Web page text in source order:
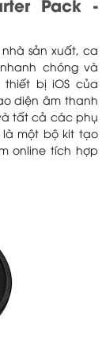
Pack -
sản xuất, ca
chóng và
bị iOS của
diện âm thanh
tất cả các phụ
là một bộ kit tạo
online tích hợp